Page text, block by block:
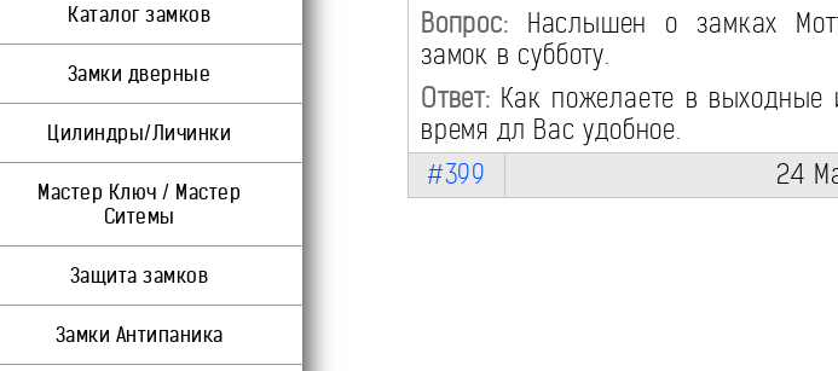
Каталог замков
Замки дверные
Цилиндры/Личинки
Мастер Ключ / Мастер
Ситемы
Защита замков
Замки Антипаника
Вопрос: Наслышен о замках
замок в субботу.
Ответ: Как пожелаете в
время дл Вас удобное.
#399
24